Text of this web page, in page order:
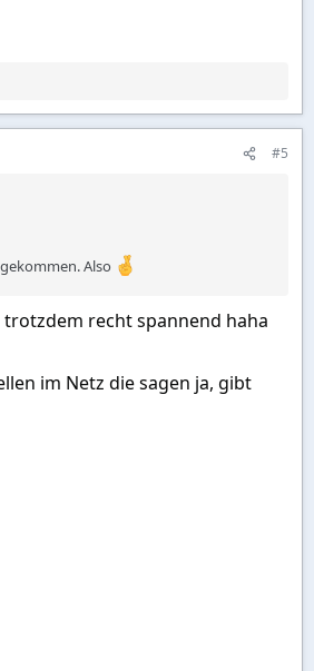
#5
Also
recht spannend haha
im Netz die sagen ja, gibt